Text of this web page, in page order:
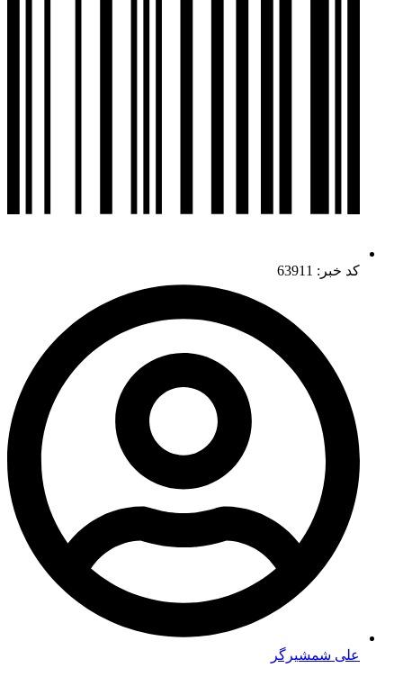
کد خبر: 63911
علی شمشیرگر